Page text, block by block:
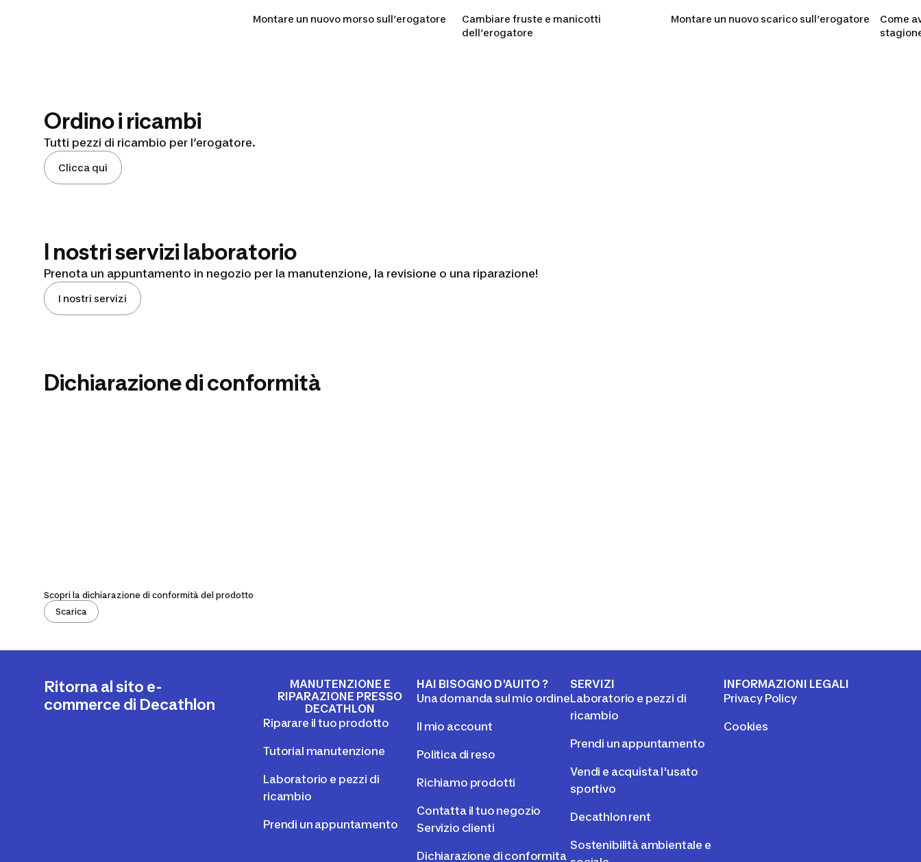
Montare un nuovo morso sull’erogatore
Cambiare fruste e manicotti
dell’erogatore
Montare un nuovo scarico sull’erogatore
Come
Ordino i ricambi
Tutti pezzi di ricambio per l’erogatore.
Clicca qui
I nostri servizi laboratorio
Prenota un appuntamento in negozio per la manutenzione, la revisione o una riparazione!
I nostri servizi
Dichiarazione di conformità
Scopri la dichiarazione di conformità del prodotto
Scarica
Ritorna al sito e-
commerce di Decathlon
MANUTENZIONE E
RIPARAZIONE PRESSO
DECATHLON
Riparare il tuo prodotto
Tutorial manutenzione
Laboratorio e pezzi di
ricambio
Prendi un appuntamento
HAI BISOGNO D'AUITO ?
Una domanda sul mio ordine
Il mio account
Politica di reso
Richiamo prodotti
Contatta il tuo negozio
Servizio clienti
Dichiarazione di conformita
SERVIZI
Laboratorio e pezzi di
ricambio
Prendi un appuntamento
Vendi e acquista l'usato
sportivo
Decathlon rent
Sostenibilità ambientale e
INFORMAZIONI LEGALI
Privacy Policy
Cookies